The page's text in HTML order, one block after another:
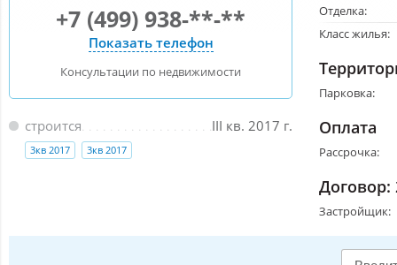
+7 (499) 938-**-**
Показать телефон
Консультации по недвижимости
III кв. 2017 г.
строится
3кв 2017 3кв 2017
Отделка:
Класс жилья:
Парковка:
Оплата
Рассрочка:
Договор:
Застройщик: